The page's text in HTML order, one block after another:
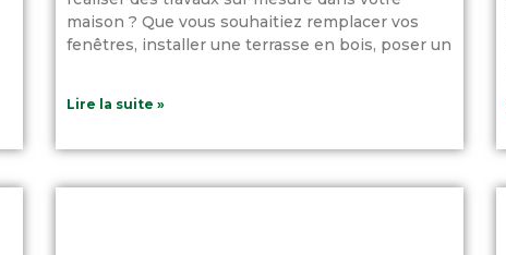
maison ? Que vous souhaitiez remplacer vos
fenêtres, installer une terrasse en bois, poser un
Lire la suite »